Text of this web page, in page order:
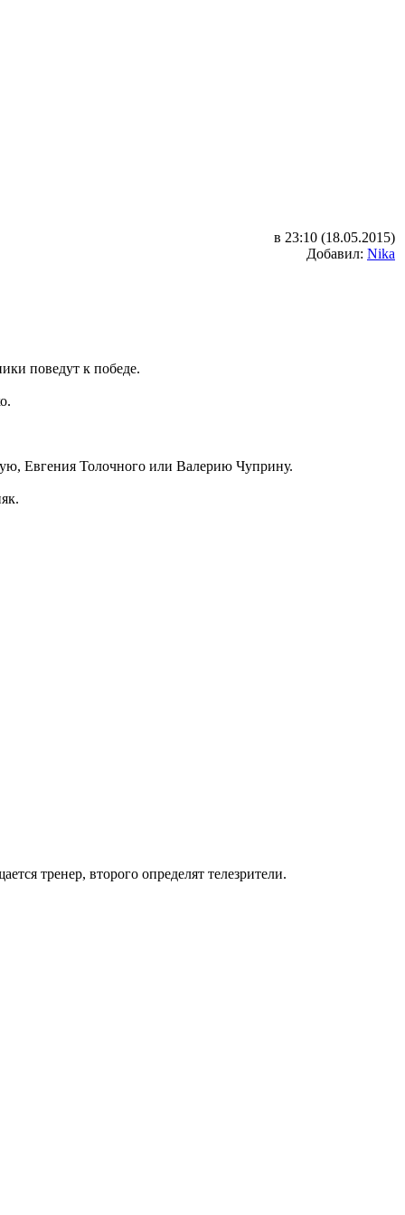
в 23:10 (18.05.2015)
Добавил: Nika
поведут к победе.
Евгения Толочного или Валерию Чуприну.
тренер, второго определят телезрители.